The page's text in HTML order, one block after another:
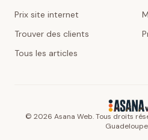
Prix site internet
Trouver des clients
Tous les articles
© 2026 Asana Web. Tous droits